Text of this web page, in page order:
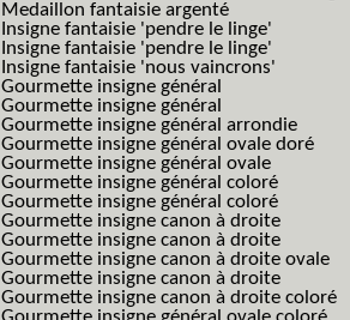
Medaillon fantaisie argenté
Insigne fantaisie 'pendre le linge'
Insigne fantaisie 'pendre le linge'
Insigne fantaisie 'nous vaincrons'
Gourmette insigne général
Gourmette insigne général
Gourmette insigne général arrondie
Gourmette insigne général ovale doré
Gourmette insigne général ovale
Gourmette insigne général coloré
Gourmette insigne général coloré
Gourmette insigne canon à droite
Gourmette insigne canon à droite
Gourmette insigne canon à droite ovale
Gourmette insigne canon à droite
Gourmette insigne canon à droite coloré